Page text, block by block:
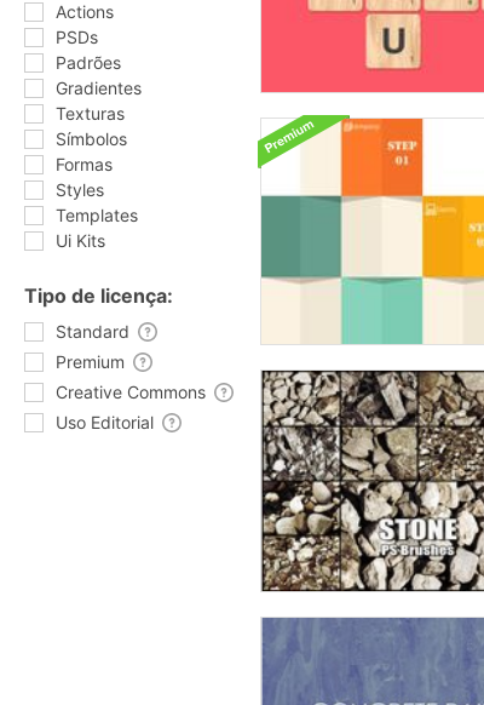
Actions
PSDs
Padrões
Gradientes
Texturas
Símbolos
Formas
Styles
Templates
Ui Kits
Tipo de licença:
Standard
Premium
Creative Commons
Uso Editorial